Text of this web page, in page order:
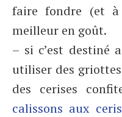
faire fondre (et
meilleur en goût.
– si c’est destiné
utiliser des griottes
des cerises
calissons aux